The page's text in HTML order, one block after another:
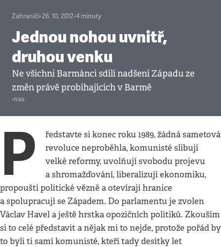
Zahraničí•26. 10. 2012•4 minuty
Jednou nohou uvnitř,
druhou venku
Ne všichni Barmánci sdílí nadšení Západu ze
změn právě probíhajících v Barmě
-nas
P
ředstavte si konec roku 1989, žádná sametová
revoluce neproběhla, komunisté slibují
velké reformy, uvolňují svobodu projevu
a shromažďování, liberalizují ekonomiku,
propouští politické vězně a otevírají hranice
a spolupracují se Západem. Do parlamentu je zvolen
Václav Havel a ještě hrstka opozičních politiků. Zkouším
si to celé představit a nějak mi to nejde, protože pořád by
to byli ti samí komunisté, kteří tady desítky let